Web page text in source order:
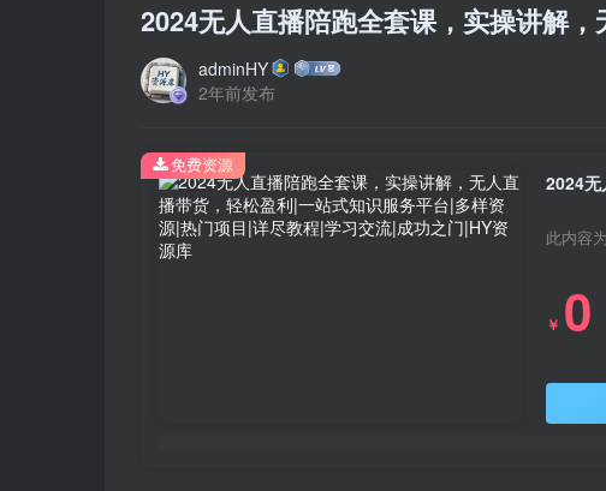
2024无人直播陪跑全套课，实操讲解
adminHY
2年前发布
2024无
此内容
￥ 0
免费资源